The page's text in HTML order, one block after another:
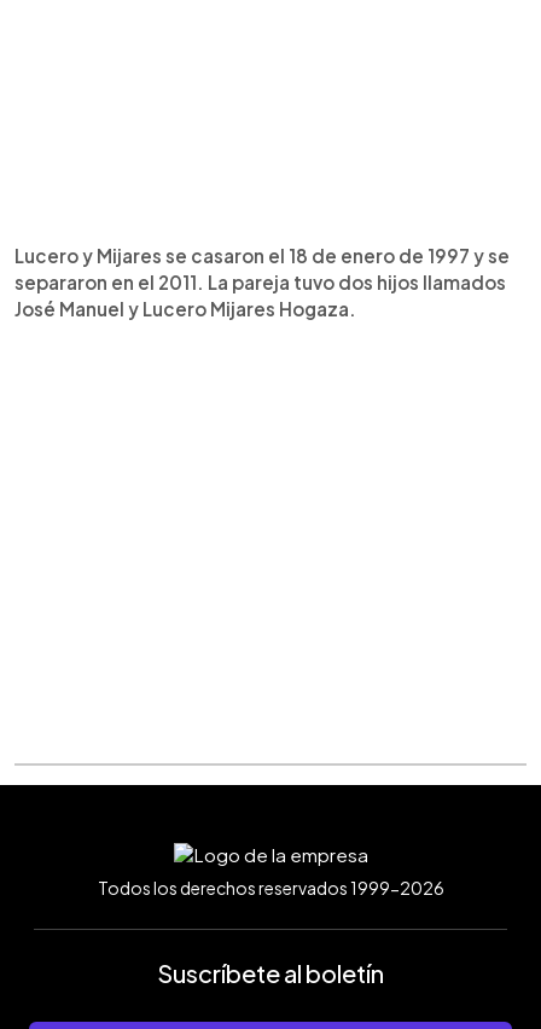
Lucero y Mijares se casaron el 18 de enero de 1997 y se
separaron en el 2011. La pareja tuvo dos hijos llamados
José Manuel y Lucero Mijares Hogaza.
Todos los derechos reservados 1999-2026
Suscríbete al boletín